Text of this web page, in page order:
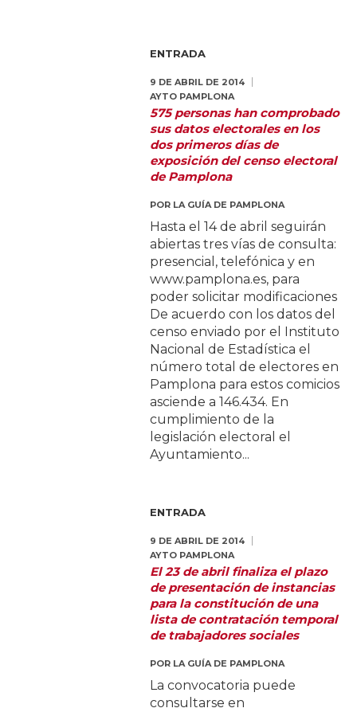
ENTRADA
9 DE ABRIL DE 2014
AYTO PAMPLONA
575 personas han comprobado
sus datos electorales en los
dos primeros días de
exposición del censo electoral
de Pamplona
POR LA GUÍA DE PAMPLONA
Hasta el 14 de abril seguirán
abiertas tres vías de consulta:
presencial, telefónica y en
www.pamplona.es, para
poder solicitar modificaciones
De acuerdo con los datos del
censo enviado por el Instituto
Nacional de Estadística el
número total de electores en
Pamplona para estos comicios
asciende a 146.434. En
cumplimiento de la
legislación electoral el
Ayuntamiento...
ENTRADA
9 DE ABRIL DE 2014
AYTO PAMPLONA
El 23 de abril finaliza el plazo
de presentación de instancias
para la constitución de una
lista de contratación temporal
de trabajadores sociales
POR LA GUÍA DE PAMPLONA
La convocatoria puede
consultarse en